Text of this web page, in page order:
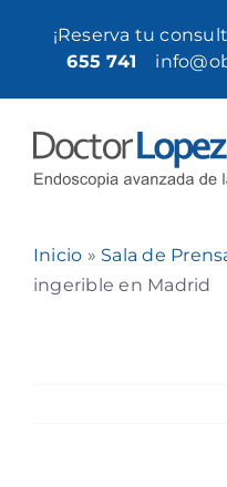
contenido
¡Reserva tu
655 741
Inicio » Sala de
ingerible en Madrid